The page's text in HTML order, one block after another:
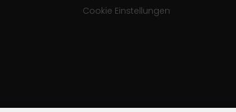
Cookie Einstellungen